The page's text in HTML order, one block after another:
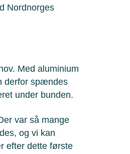
Nordnorges
Med aluminium
derfor spændes
under bunden.
var så mange
og vi kan
efter dette første